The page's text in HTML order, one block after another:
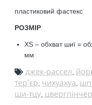
пластиковий фастекс
РОЗМІР
XS – обхват шиї =
мм
джек-рассел
тер'єр чихуахуа
ши-тцу цвергпінчер